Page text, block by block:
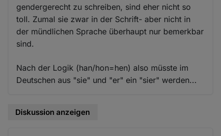
gendergerecht zu schreiben, sind eher nicht so
toll. Zumal sie zwar in der Schrift- aber nicht in
der mündlichen Sprache überhaupt nur bemerkbar
sind.
Nach der Logik (han/hon=hen) also müsste im
Deutschen aus "sie" und "er" ein "sier" werden...
Diskussion anzeigen